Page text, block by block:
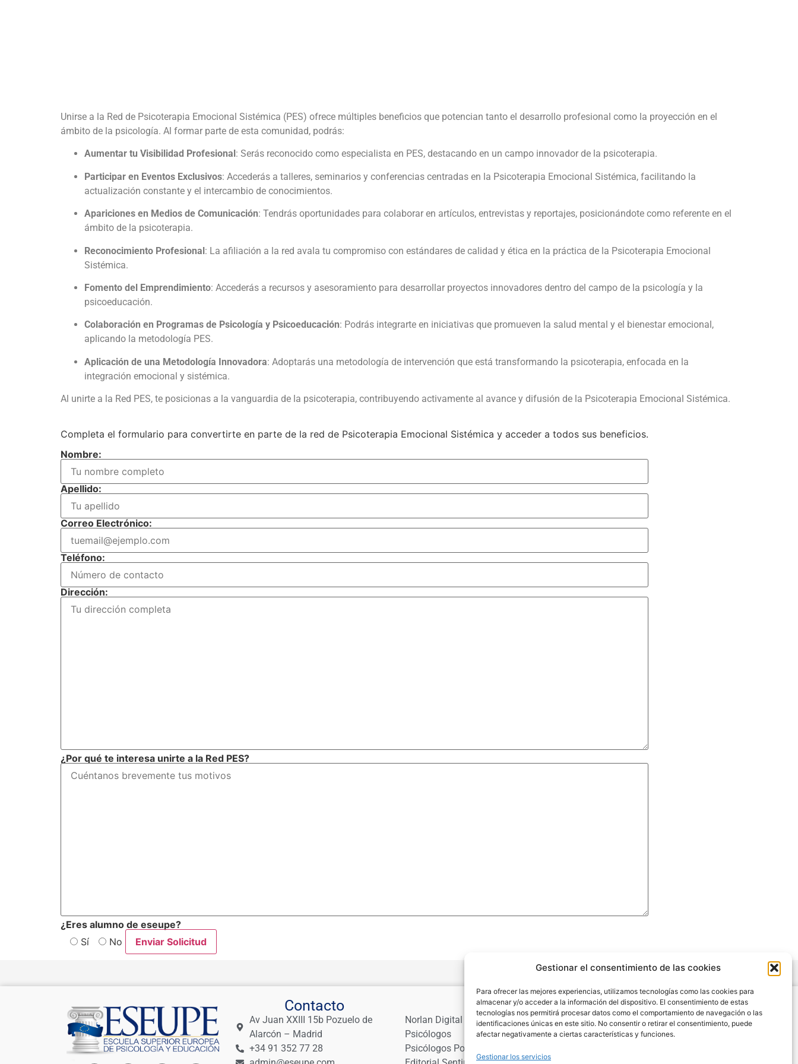
Gestionar el consentimiento de las cookies
Para ofrecer las mejores experiencias, utilizamos tecnologías como las cookies para
almacenar y/o acceder a la información del dispositivo. El consentimiento de estas
tecnologías nos permitirá procesar datos como el comportamiento de navegación o las
identificaciones únicas en este sitio. No consentir o retirar el consentimiento, puede
afectar negativamente a ciertas características y funciones.
Gestionar los servicios
Unirse a la Red de Psicoterapia Emocional Sistémica (PES) ofrece múltiples beneficios que potencian tanto el desarrollo profesional como la proyección en el
ámbito de la psicología. Al formar parte de esta comunidad, podrás:
Aumentar tu Visibilidad Profesional : Serás reconocido como especialista en PES, destacando en un campo innovador de la psicoterapia.
Participar en Eventos Exclusivos: Accederás a talleres, seminarios y conferencias centradas en la Psicoterapia Emocional Sistémica, facilitando la
actualización constante y el intercambio de conocimientos.
Apariciones en Medios de Comunicación: Tendrás oportunidades para colaborar en artículos, entrevistas y reportajes, posicionándote como referente en el
ámbito de la psicoterapia.
Reconocimiento Profesional: La afiliación a la red avala tu compromiso con estándares de calidad y ética en la práctica de la Psicoterapia Emocional
Sistémica.
Fomento del Emprendimiento: Accederás a recursos y asesoramiento para desarrollar proyectos innovadores dentro del campo de la psicología y la
psicoeducación.
Colaboración en Programas de Psicología y Psicoeducación: Podrás integrarte en iniciativas que promueven la salud mental y el bienestar emocional,
aplicando la metodología PES.
Aplicación de una Metodología Innovadora: Adoptarás una metodología de intervención que está transformando la psicoterapia, enfocada en la
integración emocional y sistémica.
Al unirte a la Red PES, te posicionas a la vanguardia de la psicoterapia, contribuyendo activamente al avance y difusión de la Psicoterapia Emocional Sistémica.
Completa el formulario para convertirte en parte de la red de Psicoterapia Emocional Sistémica y acceder a todos sus beneficios.
Nombre:
Apellido:
Correo Electrónico:
Teléfono:
Dirección:
¿Por qué te interesa unirte a la Red PES?
¿Eres alumno de eseupe?
Sí
No
Contacto
Av Juan XXIII 15b Pozuelo de
Alarcón – Madrid
+34 91 352 77 28
Links
Norlan Digital Marketing Para
Psicólogos
Psicólogos Pozuelo
Legal
Condiciones de Uso y Venta
Aviso Legal